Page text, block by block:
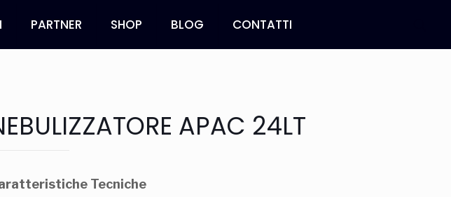
PARTNER SHOP BLOG CONTATTI
APAC 24LT
Tecniche